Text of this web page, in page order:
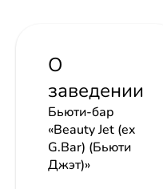
О
заведении
Бьюти-бар
«Beauty Jet (ex
G.Bar) (Бьюти
Джэт)»